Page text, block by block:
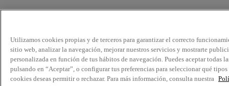
Utilizamos cookies propias y de terceros para garantizar el correcto
sitio web, analizar la navegación, mejorar nuestros servicios y mostrarte
personalizada en función de tus hábitos de navegación. Puedes aceptar todas
pulsando en “Aceptar”, o configurar tus preferencias para seleccionar qué tipos
cookies deseas permitir o rechazar. Para más información, consulta nuestra